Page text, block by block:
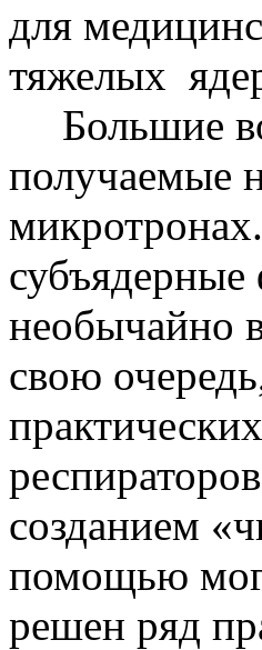
для
тяжелых
Большие
получаемые
необычайно
свою
созданием
помощью
решен ряд